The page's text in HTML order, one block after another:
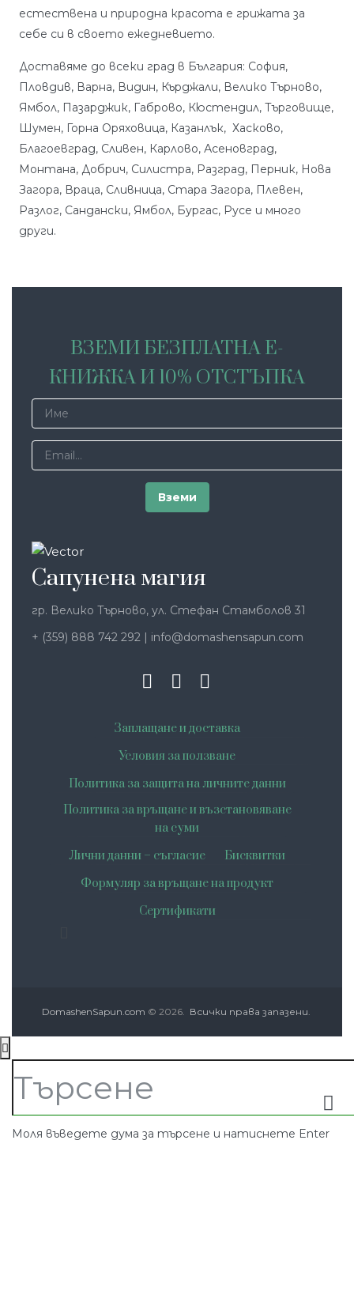
естествена и природна красота е грижата за
себе си в своето ежедневието.
Доставяме до всеки град в България: София,
Пловдив, Варна, Видин, Кърджали, Велико Търново,
Ямбол, Пазарджик, Габрово, Кюстендил, Търговище,
Шумен, Горна Оряховица, Казанлък, Хасково,
Благоевград, Сливен, Карлово, Асеновград,
Монтана, Добрич, Силистра, Разград, Перник, Нова
Загора, Враца, Сливница, Стара Загора, Плевен,
Разлог, Сандански, Ямбол, Бургас, Русе и много
други.
ВЗЕМИ БЕЗПЛАТНА Е-
КНИЖКА И 10% ОТСТЪПКА
Сапунена магия
гр. Велико Търново, ул. Стефан Стамболов 31
+ (359) 888 742 292 | info@domashensapun.com
Заплащане и доставка
Условия за ползване
Политика за защита на личните данни
Политика за връщане и възстановяване
на суми
Лични данни – съгласие
Бисквитки
Формуляр за връщане на продукт
Сертификати
DomashenSapun.com © 2026. Всички права запазени.
Моля въведете дума за търсене и натиснете Enter